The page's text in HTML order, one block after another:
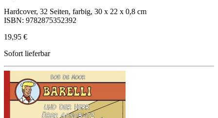
Hardcover, 32 Seiten, farbig, 30 x 22 x 0,8 cm
ISBN: 9782875352392
19,95 €
Sofort lieferbar